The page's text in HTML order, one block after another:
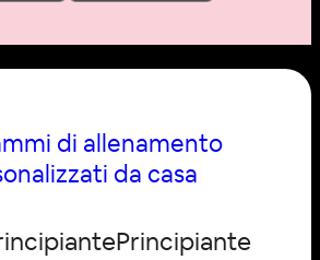
di allenamento
da casa
Principiante